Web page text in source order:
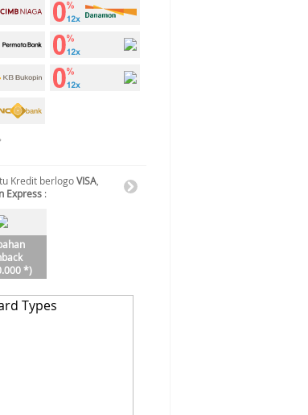
Kredit berlogoVISA
Express :
*)